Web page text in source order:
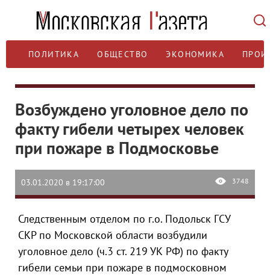
ПОЛИТИКА ОБЩЕСТВО ЭКОНОМИКА
Возбуждено уголовное дело по
факту гибели четырех человек
при пожаре в Подмосковье
03.01.2020 в 19:17:00 3748
Следственным отделом по г.о. Подольск ГСУ
СКР по Московской области возбудили
уголовное дело (ч.3 ст. 219 УК РФ) по факту
гибели семьи при пожаре в подмосковном